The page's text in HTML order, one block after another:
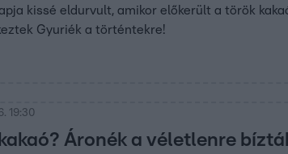
kissé eldurvult, amikor előkerült a török
Gyuriék a történtekre!
19:30
Áronék a véletlenre